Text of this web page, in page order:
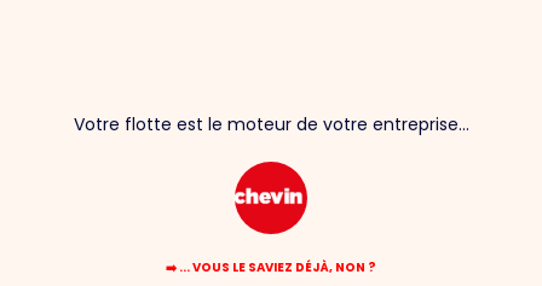
Votre flotte est le moteur de votre entreprise...
➡️ ... VOUS LE SAVIEZ DÉJÀ, NON ?